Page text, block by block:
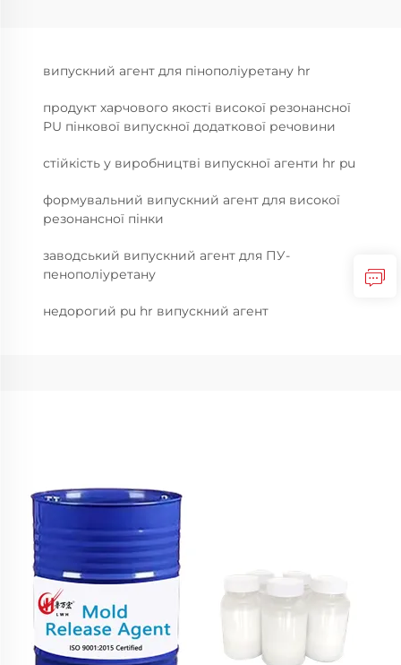
випускний агент для пінополіуретану hr
продукт харчового якості високої резонансної
PU пінкової випускної додаткової речовини
стійкість у виробництві випускної агенти hr pu
формувальний випускний агент для високої
резонансної пінки
заводський випускний агент для ПУ-
пенополіуретану
недорогий pu hr випускний агент